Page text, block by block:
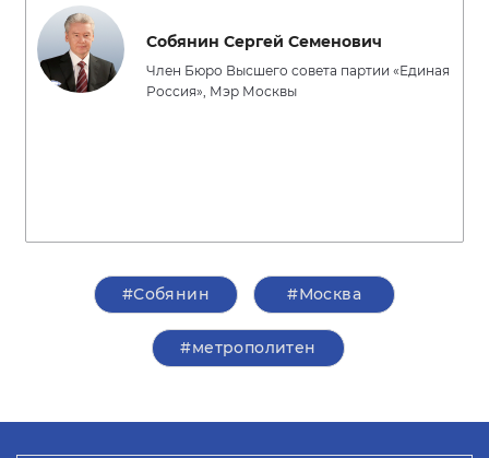
Собянин Сергей Семенович
Член Бюро Высшего совета партии «Единая
Россия», Мэр Москвы
#Собянин #Москва
#метрополитен